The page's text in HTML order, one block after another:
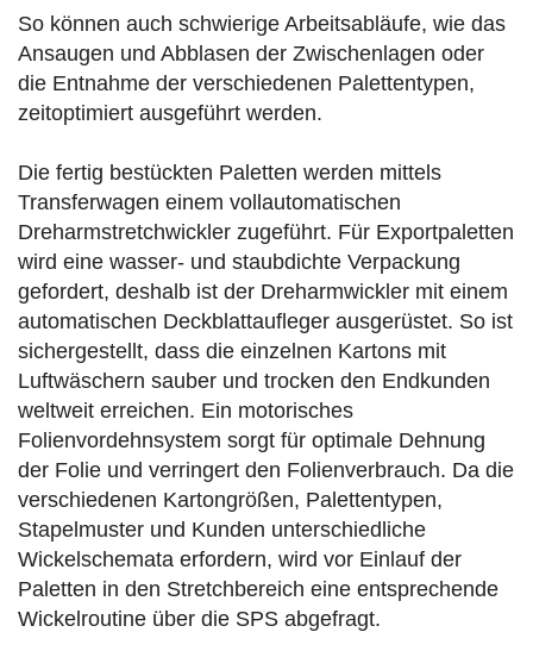
So können auch schwierige Arbeitsabläufe, wie das
Ansaugen und Abblasen der Zwischenlagen oder
die Entnahme der verschiedenen Palettentypen,
zeitoptimiert ausgeführt werden.
Die fertig bestückten Paletten werden mittels
Transferwagen einem vollautomatischen
Dreharmstretchwickler zugeführt. Für Exportpaletten
wird eine wasser- und staubdichte Verpackung
gefordert, deshalb ist der Dreharmwickler mit einem
automatischen Deckblattaufleger ausgerüstet. So ist
sichergestellt, dass die einzelnen Kartons mit
Luftwäschern sauber und trocken den Endkunden
weltweit erreichen. Ein motorisches
Folienvordehnsystem sorgt für optimale Dehnung
der Folie und verringert den Folienverbrauch. Da die
verschiedenen Kartongrößen, Palettentypen,
Stapelmuster und Kunden unterschiedliche
Wickelschemata erfordern, wird vor Einlauf der
Paletten in den Stretchbereich eine entsprechende
Wickelroutine über die SPS abgefragt.